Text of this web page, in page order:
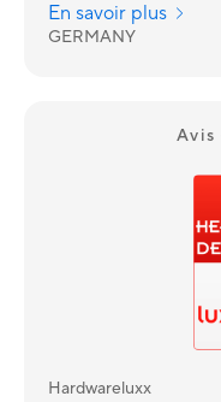
En savoir plus
GERMANY
Avis
Hardwareluxx